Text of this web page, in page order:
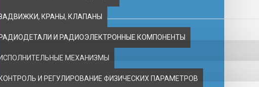
КРАНЫ, КЛАПАНЫ
РАДИОДЕТАЛИ И РАДИОЭЛЕКТРОННЫЕ КОМПОНЕНТЫ
ИСПОЛНИТЕЛЬНЫЕ МЕХАНИЗМЫ
КОНТРОЛЬ И РЕГУЛИРОВАНИЕ ФИЗИЧЕСКИХ ПАРАМЕТРОВ